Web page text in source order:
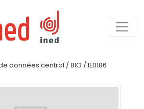
données central / BIO / IE0186